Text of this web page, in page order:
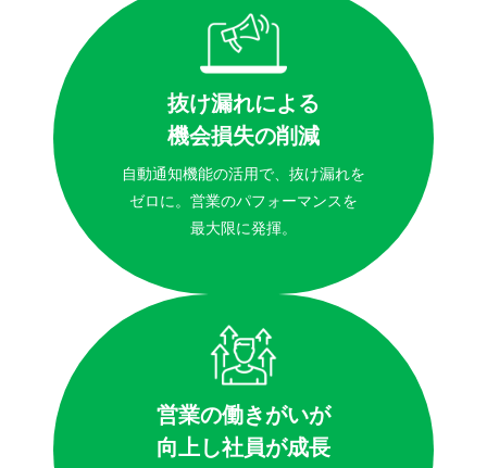
抜け漏れによる
機会損失の削減
自動通知機能の活用で、抜け漏れを
ゼロに。営業のパフォーマンスを
最大限に発揮。
営業の働きがいが
向上し社員が成長